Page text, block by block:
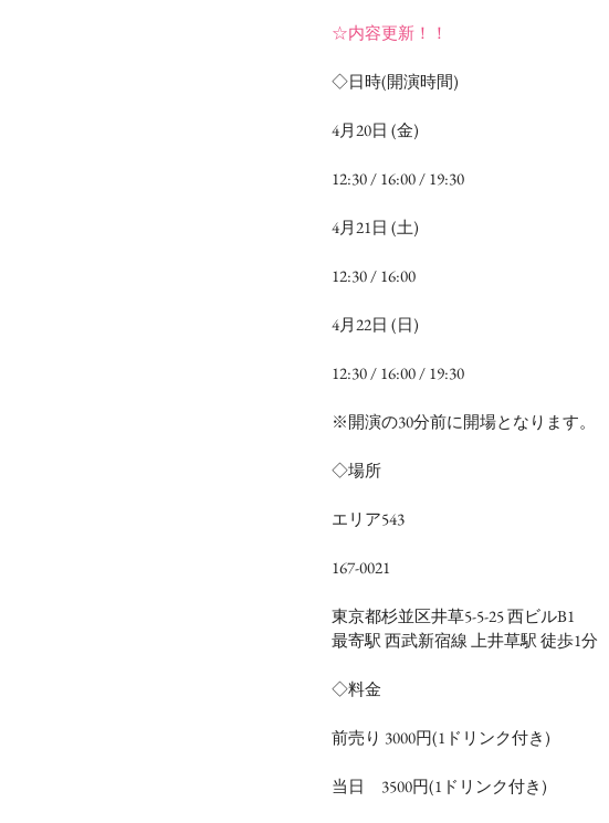
☆内容更新！！
◇日時(開演時間)
4月20日 (金)
12:30 / 16:00 / 19:30
4月21日 (土)
12:30 / 16:00
4月22日 (日)
12:30 / 16:00 / 19:30
※開演の30分前に開場となります。
◇場所
エリア543
167-0021
東京都杉並区井草5-5-25 西ビルB1
最寄駅 西武新宿線 上井草駅 徒歩1分
◇料金
前売り 3000円(1ドリンク付き)
当日     3500円(1ドリンク付き)